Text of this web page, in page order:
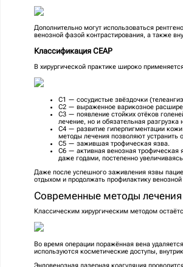
Дополнительно могут использоваться
венозной фазой контрастирования, а также
Классификация CEAP
В хирургической практике широко
С1 — сосудистые звёздочки
С2 — выраженное варикозное
С3 — появление стойких отёков
лечение, но и обязательная разгрузка
С4 — развитие гиперпигментации
методы лечения позволяют устранить
С5 — зажившая трофическая язва.
С6 — активная венозная трофическая
даже годами, постепенно
Даже после успешного заживления язвы
отдыхом и продолжать профилактику венозной
Современные методы лечения
Классическим хирургическим методом
Во время операции поражённая вена
используются косметические доступы,
Эндовенозная лазерная коагуляция